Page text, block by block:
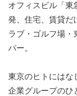
オフィスビル「東
発、住宅、賃貸だ
ラブ・ゴルフ場・
パー。
東京のヒトにはな
企業グループのひ